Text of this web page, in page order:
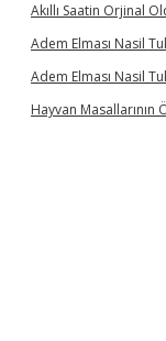
Akıllı Saatin Orjinal
Adem Elması Nasil
Adem Elması Nasil
Hayvan